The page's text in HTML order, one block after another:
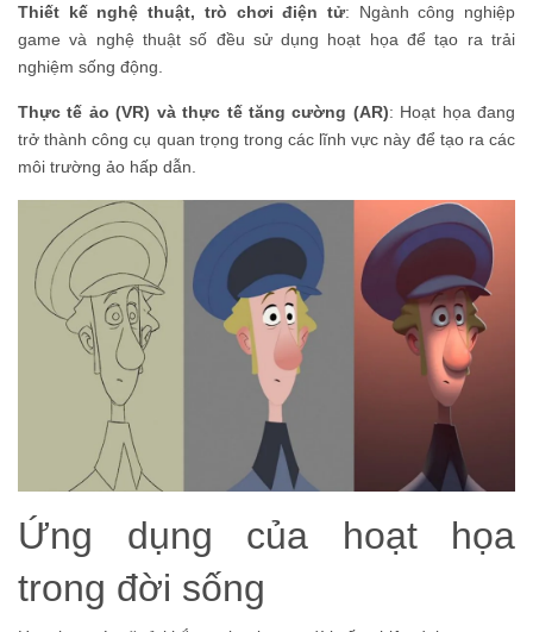
Thiết kế nghệ thuật, trò chơi điện tử: Ngành công nghiệp
game và nghệ thuật số đều sử dụng hoạt họa để tạo ra trải
nghiệm sống động.
Thực tế ảo (VR) và thực tế tăng cường (AR): Hoạt họa đang
trở thành công cụ quan trọng trong các lĩnh vực này để tạo ra các
môi trường ảo hấp dẫn.
Ứng dụng của hoạt họa
trong đời sống